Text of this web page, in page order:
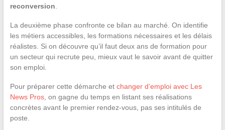
reconversion
La deuxième phase confronte ce bilan au marché. On identifie
les métiers accessibles, les formations nécessaires et les délais
réalistes. Si on découvre qu’il faut deux ans de formation pour
un secteur qui recrute peu, mieux vaut le savoir avant de quitter
son emploi.
Pour préparer cette démarche et changer d’emploi avec Les
News Pros, on gagne du temps en listant ses réalisations
concrètes avant le premier rendez-vous, pas ses intitulés de
poste.